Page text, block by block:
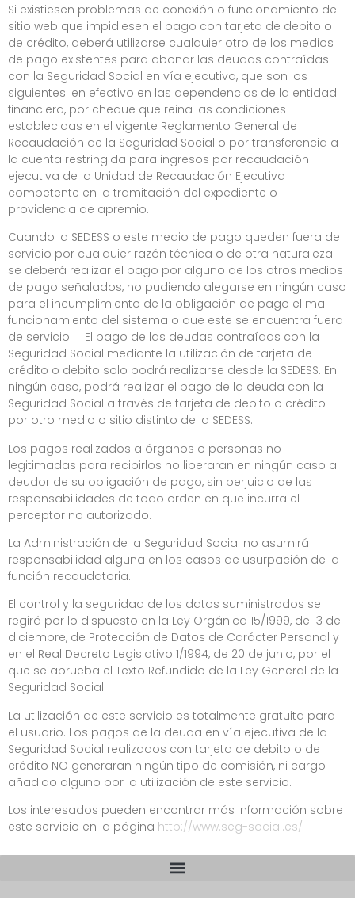
Si existiesen problemas de conexión o funcionamiento del
sitio web que impidiesen el pago con tarjeta de debito o
de crédito, deberá utilizarse cualquier otro de los medios
de pago existentes para abonar las deudas contraídas
con la Seguridad Social en vía ejecutiva, que son los
siguientes: en efectivo en las dependencias de la entidad
financiera, por cheque que reina las condiciones
establecidas en el vigente Reglamento General de
Recaudación de la Seguridad Social o por transferencia a
la cuenta restringida para ingresos por recaudación
ejecutiva de la Unidad de Recaudación Ejecutiva
competente en la tramitación del expediente o
providencia de apremio.
Cuando la SEDESS o este medio de pago queden fuera de
servicio por cualquier razón técnica o de otra naturaleza
se deberá realizar el pago por alguno de los otros medios
de pago señalados, no pudiendo alegarse en ningún caso
para el incumplimiento de la obligación de pago el mal
funcionamiento del sistema o que este se encuentra fuera
de servicio. El pago de las deudas contraídas con la
Seguridad Social mediante la utilización de tarjeta de
crédito o debito solo podrá realizarse desde la SEDESS. En
ningún caso, podrá realizar el pago de la deuda con la
Seguridad Social a través de tarjeta de debito o crédito
por otro medio o sitio distinto de la SEDESS.
Los pagos realizados a órganos o personas no
legitimadas para recibirlos no liberaran en ningún caso al
deudor de su obligación de pago, sin perjuicio de las
responsabilidades de todo orden en que incurra el
perceptor no autorizado.
La Administración de la Seguridad Social no asumirá
responsabilidad alguna en los casos de usurpación de la
función recaudatoria.
El control y la seguridad de los datos suministrados se
regirá por lo dispuesto en la Ley Orgánica 15/1999, de 13 de
diciembre, de Protección de Datos de Carácter Personal y
en el Real Decreto Legislativo 1/1994, de 20 de junio, por el
que se aprueba el Texto Refundido de la Ley General de la
Seguridad Social.
La utilización de este servicio es totalmente gratuita para
el usuario. Los pagos de la deuda en vía ejecutiva de la
Seguridad Social realizados con tarjeta de debito o de
crédito NO generaran ningún tipo de comisión, ni cargo
añadido alguno por la utilización de este servicio.
Los interesados pueden encontrar más información sobre
este servicio en la página http://www.seg-social.es/